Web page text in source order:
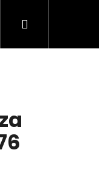
ObchodníNákupní